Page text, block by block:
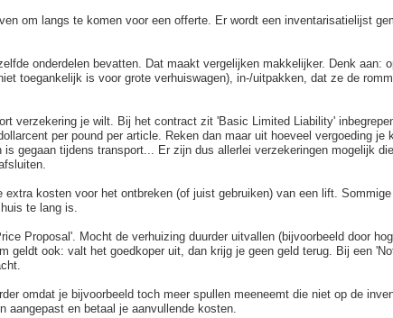
om langs te komen voor een offerte. Er wordt een inventarisatielijst
onderdelen bevatten. Dat maakt vergelijken makkelijker. Denk aan:
toegankelijk is voor grote verhuiswagen), in-/uitpakken, dat ze de
verzekering je wilt. Bij het contract zit 'Basic Limited Liability'
per pound per article. Reken dan maar uit hoeveel vergoeding
is gegaan tijdens transport... Er zijn dus allerlei verzekeringen mogelijk
extra kosten voor het ontbreken (of juist gebruiken) van een lift.
te lang is.
Proposal'. Mocht de verhuizing duurder uitvallen (bijvoorbeeld door
geldt ook: valt het goedkoper uit, dan krijg je geen geld terug. Bij een
omdat je bijvoorbeeld toch meer spullen meeneemt die niet op de
aangepast en betaal je aanvullende kosten.